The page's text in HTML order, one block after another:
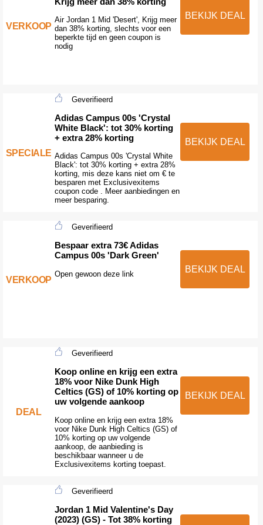
VERKOOP
Air Jordan 1 Mid 'Desert', Krijg meer
dan 38% korting, slechts voor een
beperkte tijd en geen coupon is
nodig
BEKIJK DEAL
SPECIALE
Geverifieerd
Adidas Campus 00s 'Crystal
White Black': tot 30% korting
+ extra 28% korting
Adidas Campus 00s 'Crystal White
Black': tot 30% korting + extra 28%
korting, mis deze kans niet om € te
besparen met Exclusivexitems
coupon code . Meer aanbiedingen en
meer besparing.
BEKIJK DEAL
VERKOOP
Geverifieerd
Bespaar extra 73€ Adidas
Campus 00s 'Dark Green'
Open gewoon deze link BEKIJK DEAL
DEAL
Geverifieerd
Koop online en krijg een extra
18% voor Nike Dunk High
Celtics (GS) of 10% korting op
uw volgende aankoop
Koop online en krijg een extra 18%
voor Nike Dunk High Celtics (GS) of
10% korting op uw volgende
aankoop, de aanbieding is
beschikbaar wanneer u de
Exclusivexitems korting toepast.
BEKIJK DEAL
Geverifieerd
Jordan 1 Mid Valentine's Day
(2023) (GS) - Tot 38% korting